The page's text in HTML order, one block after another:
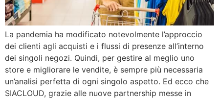
La pandemia ha modificato notevolmente l’approccio
dei clienti agli acquisti e i flussi di presenze all’interno
dei singoli negozi. Quindi, per gestire al meglio uno
store e migliorare le vendite, è sempre più necessaria
un’analisi perfetta di ogni singolo aspetto. Ed ecco che
SIACLOUD, grazie alle nuove partnership messe in